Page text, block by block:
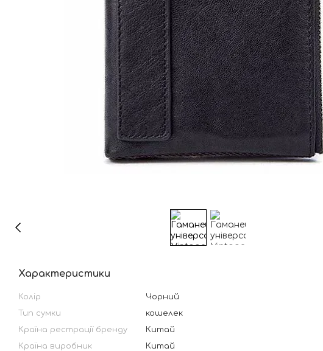
Характеристики
Колір
Чорний
Тип сумки
кошелек
Країна рестрації бренду
Китай
Країна виробник
Китай